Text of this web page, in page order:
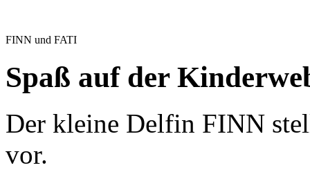
FINN und FATI
Spaß auf der
Der kleine Delfin FINN
vor.